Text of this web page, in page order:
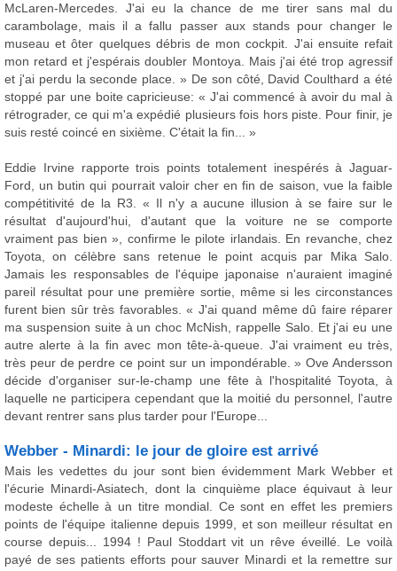
McLaren-Mercedes. J'ai eu la chance de me tirer sans mal du
carambolage, mais il a fallu passer aux stands pour changer le
museau et ôter quelques débris de mon cockpit. J'ai ensuite refait
mon retard et j'espérais doubler Montoya. Mais j'ai été trop agressif
et j'ai perdu la seconde place. » De son côté, David Coulthard a été
stoppé par une boite capricieuse: « J'ai commencé à avoir du mal à
rétrograder, ce qui m'a expédié plusieurs fois hors piste. Pour finir, je
suis resté coincé en sixième. C'était la fin... »
Eddie Irvine rapporte trois points totalement inespérés à Jaguar-
Ford, un butin qui pourrait valoir cher en fin de saison, vue la faible
compétitivité de la R3. « Il n'y a aucune illusion à se faire sur le
résultat d'aujourd'hui, d'autant que la voiture ne se comporte
vraiment pas bien », confirme le pilote irlandais. En revanche, chez
Toyota, on célèbre sans retenue le point acquis par Mika Salo.
Jamais les responsables de l'équipe japonaise n'auraient imaginé
pareil résultat pour une première sortie, même si les circonstances
furent bien sûr très favorables. « J'ai quand même dû faire réparer
ma suspension suite à un choc McNish, rappelle Salo. Et j'ai eu une
autre alerte à la fin avec mon tête-à-queue. J'ai vraiment eu très,
très peur de perdre ce point sur un impondérable. » Ove Andersson
décide d'organiser sur-le-champ une fête à l'hospitalité Toyota, à
laquelle ne participera cependant que la moitié du personnel, l'autre
devant rentrer sans plus tarder pour l'Europe...
Webber - Minardi: le jour de gloire est arrivé
Mais les vedettes du jour sont bien évidemment Mark Webber et
l'écurie Minardi-Asiatech, dont la cinquième place équivaut à leur
modeste échelle à un titre mondial. Ce sont en effet les premiers
points de l'équipe italienne depuis 1999, et son meilleur résultat en
course depuis... 1994 ! Paul Stoddart vit un rêve éveillé. Le voilà
payé de ses patients efforts pour sauver Minardi et la remettre sur